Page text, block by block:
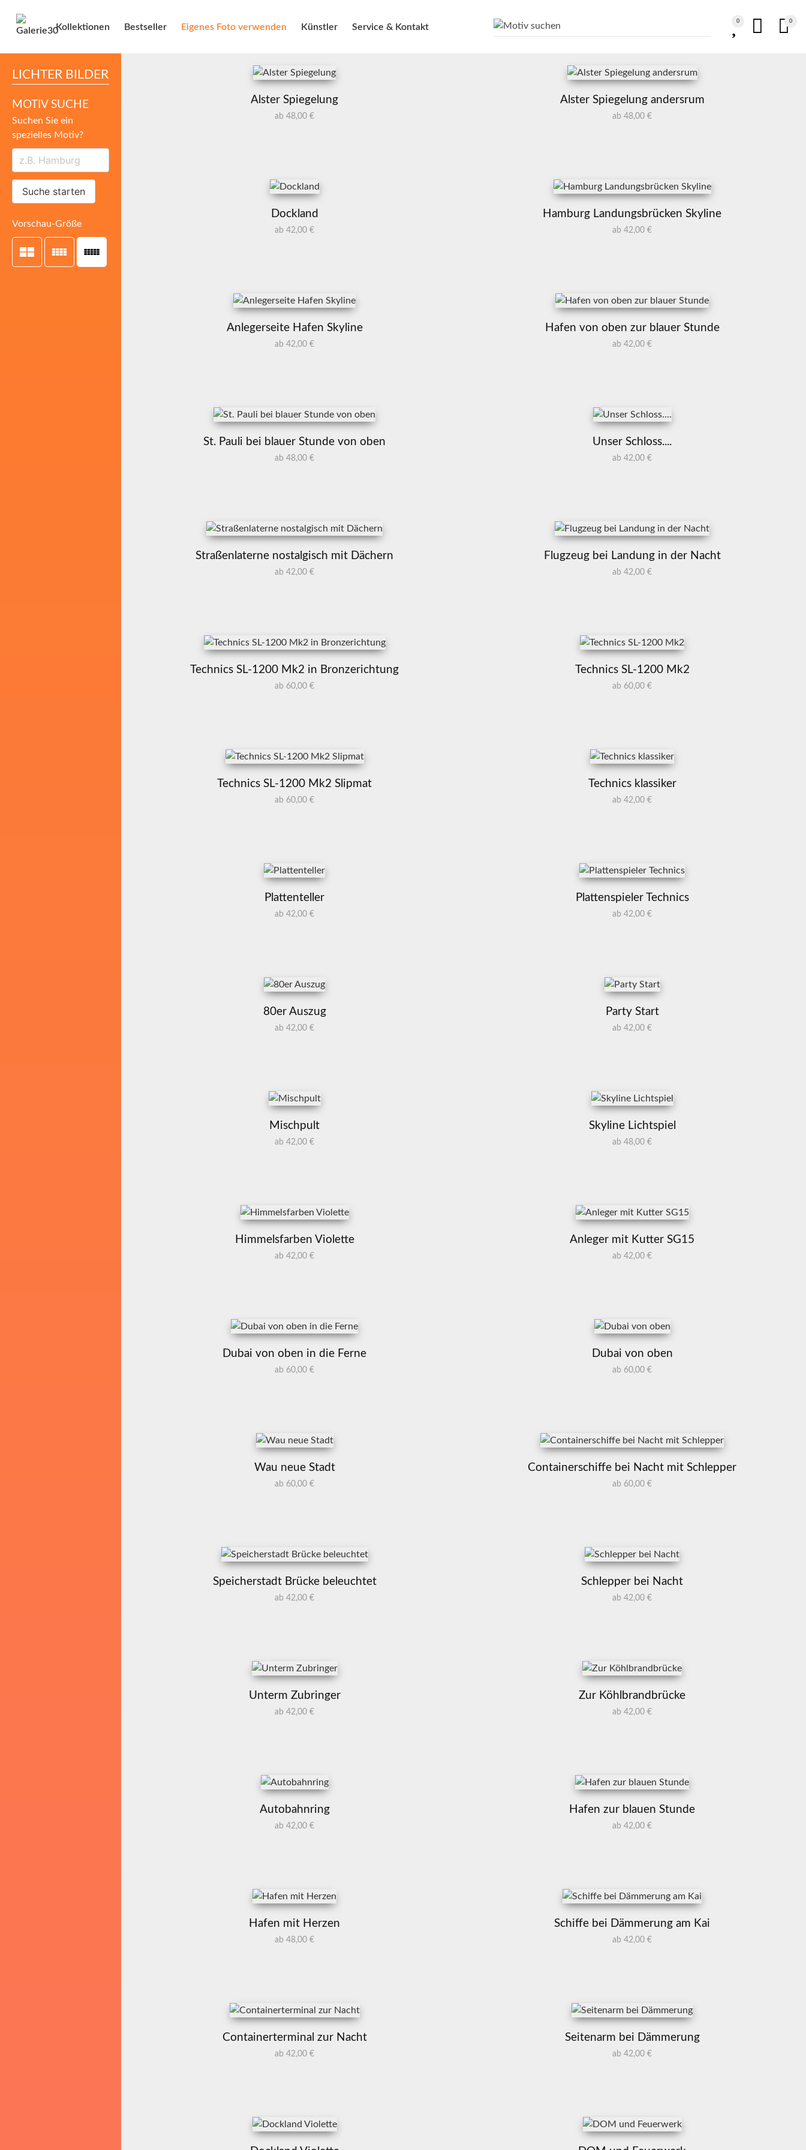
Kollektionen Bestseller Eigenes Foto verwenden Künstler Service & Kontakt
0 0
LICHTER BILDER
MOTIV SUCHE
Suchen Sie ein
spezielles Motiv?
Suche starten
Vorschau-Größe
Alster Spiegelung
ab 48,00 €
Alster Spiegelung andersrum
ab 48,00 €
Dockland
ab 42,00 €
Hamburg Landungsbrücken Skyline
ab 42,00 €
Anlegerseite Hafen Skyline
ab 42,00 €
Hafen von oben zur blauer Stunde
ab 42,00 €
St. Pauli bei blauer Stunde von oben
ab 48,00 €
Unser Schloss....
ab 42,00 €
Straßenlaterne nostalgisch mit Dächern
ab 42,00 €
Flugzeug bei Landung in der Nacht
ab 42,00 €
Technics SL-1200 Mk2 in Bronzerichtung
ab 60,00 €
Technics SL-1200 Mk2
ab 60,00 €
Technics SL-1200 Mk2 Slipmat
ab 60,00 €
Technics klassiker
ab 42,00 €
Plattenteller
ab 42,00 €
Plattenspieler Technics
ab 42,00 €
80er Auszug
ab 42,00 €
Party Start
ab 42,00 €
Mischpult
ab 42,00 €
Skyline Lichtspiel
ab 48,00 €
Himmelsfarben Violette
ab 42,00 €
Anleger mit Kutter SG15
ab 42,00 €
Dubai von oben in die Ferne
ab 60,00 €
Dubai von oben
ab 60,00 €
Wau neue Stadt
ab 60,00 €
Containerschiffe bei Nacht mit Schlepper
ab 60,00 €
Speicherstadt Brücke beleuchtet
ab 42,00 €
Schlepper bei Nacht
ab 42,00 €
Unterm Zubringer
ab 42,00 €
Zur Köhlbrandbrücke
ab 42,00 €
Autobahnring
ab 42,00 €
Hafen zur blauen Stunde
ab 42,00 €
Hafen mit Herzen
ab 48,00 €
Schiffe bei Dämmerung am Kai
ab 42,00 €
Containerterminal zur Nacht
ab 42,00 €
Seitenarm bei Dämmerung
ab 42,00 €